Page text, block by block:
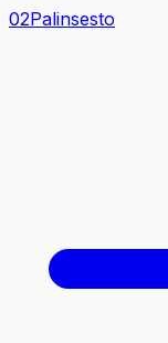
02Palinsesto